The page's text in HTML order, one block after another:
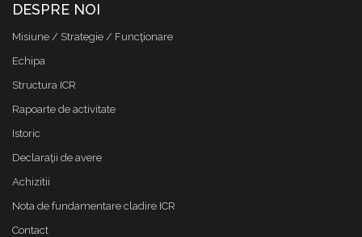
DESPRE NOI
Misiune / Strategie / Funcţionare
Echipa
Structura ICR
Rapoarte de activitate
Istoric
Declaraţii de avere
Achizitii
Nota de fundamentare cladire ICR
Contact